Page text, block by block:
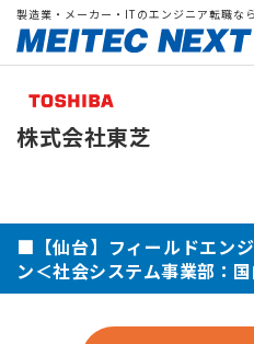
製造業・メーカー・ITのエンジニア転職なら
株式会社東芝
■【仙台】フィールドエン
ン＜社会システム事業部：